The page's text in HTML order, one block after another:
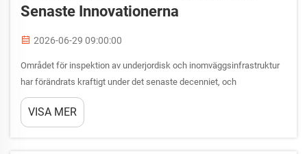
Senaste Innovationerna
2026-06-29 09:00:00
Området för inspektion av underjordisk och inomväggsinfrastruktur
har förändrats kraftigt under det senaste decenniet, och
rörinspektionskameran står i centrum för denna förändring. Vad en
gång var en långsam, störd och dyr process...
VISA MER